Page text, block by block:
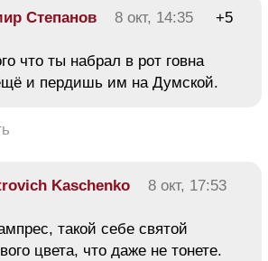
Степанов 8 окт, 14:35 +5
что ты набрал в рот говна
и пердишь им на Думской.
Kaschenko
8 окт, 17:53
такой себе святой
цвета, что даже не тонете.